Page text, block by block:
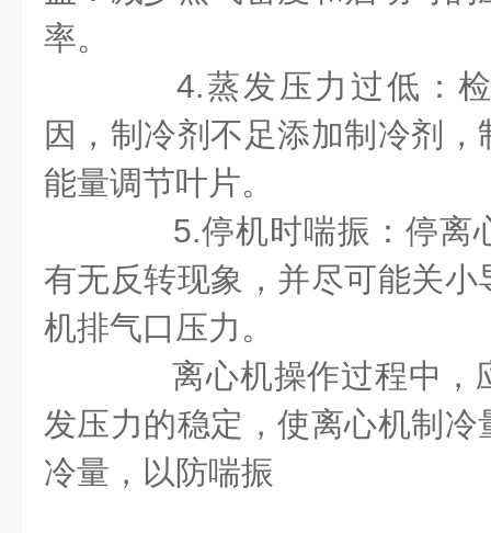
率。
4.蒸发压力过低：检
因，制冷剂不足添加制冷剂
能量调节叶片。
5.停机时喘振：停离
有无反转现象，并尽可能关
机排气口压力。
离心机操作过程中，
发压力的稳定，使离心机制
冷量，以防喘振